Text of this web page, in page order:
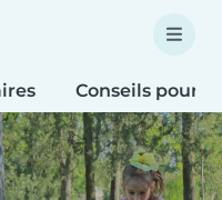
Conseils pour